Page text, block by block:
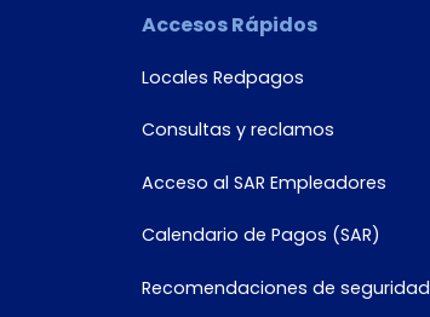
Accesos Rápidos
Locales Redpagos
Consultas y reclamos
Acceso al SAR Empleadores
Calendario de Pagos (SAR)
Recomendaciones de seguridad